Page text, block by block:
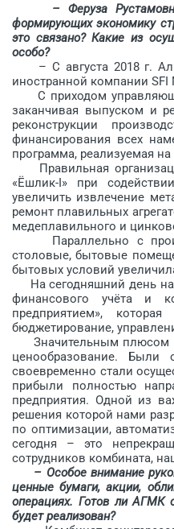
– Феруза
формирующих экономику
это связано? Какие из
особо?
– С августа 2018 г.
иностранной компании SFI
С приходом
заканчивая выпуском и
реконструкции
финансирования всех
программа, реализуемая
Правильная
«Ёшлик-I» при
увеличить извлечение
ремонт плавильных
медеплавильного и
Параллельно с
столовые, бытовые
бытовых условий
На сегодняшний день на
финансового учё­та и
предприятием»,
бюджетирование,
Значительным плюсом в
ценообразование.
своевременно стали
прибыли полностью
предприятия. Одной из
решения которой нами
по оптимизации,
сегодня – это
сотрудников комбината,
– Особое внимание
ценные бумаги, акции,
операциях. Готов ли АГМК
будет реализован?